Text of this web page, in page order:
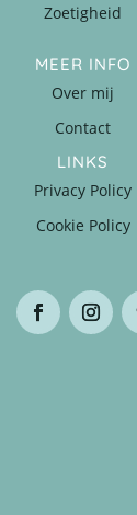
Zoetigheid
MEER INFO
Over mij
Contact
LINKS
Privacy Policy
Cookie Policy